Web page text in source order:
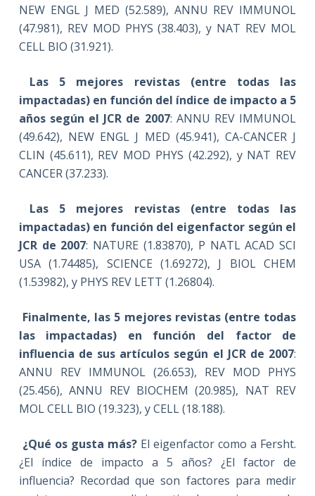
NEW ENGL J MED (52.589), ANNU REV IMMUNOL
(47.981), REV MOD PHYS (38.403), y NAT REV MOL
CELL BIO (31.921).
Las 5 mejores revistas (entre todas las
impactadas) en función del índice de impacto a 5
años según el JCR de 2007: ANNU REV IMMUNOL
(49.642), NEW ENGL J MED (45.941), CA-CANCER J
CLIN (45.611), REV MOD PHYS (42.292), y NAT REV
CANCER (37.233).
Las 5 mejores revistas (entre todas las
impactadas) en función del eigenfactor según el
JCR de 2007: NATURE (1.83870), P NATL ACAD SCI
USA (1.74485), SCIENCE (1.69272), J BIOL CHEM
(1.53982), y PHYS REV LETT (1.26804).
Finalmente, las 5 mejores revistas (entre todas
las impactadas) en función del factor de
influencia de sus artículos según el JCR de 2007:
ANNU REV IMMUNOL (26.653), REV MOD PHYS
(25.456), ANNU REV BIOCHEM (20.985), NAT REV
MOL CELL BIO (19.323), y CELL (18.188).
¿Qué os gusta más?El eigenfactor como a Fersht.
¿El índice de impacto a 5 años? ¿El factor de
influencia? Recordad que son factores para medir